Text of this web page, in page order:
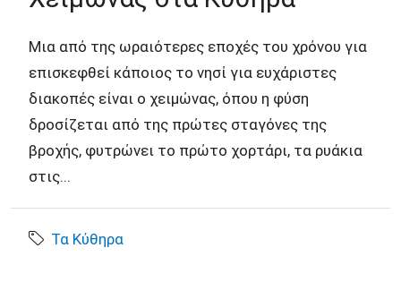
Μια από της ωραιότερες εποχές του χρόνου για
επισκεφθεί κάποιος το νησί για ευχάριστες
διακοπές είναι ο χειμώνας, όπου η φύση
δροσίζεται από της πρώτες σταγόνες της
βροχής, φυτρώνει το πρώτο χορτάρι, τα ρυάκια
στις...
Τα Κύθηρα